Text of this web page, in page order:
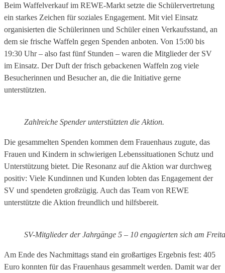
Beim Waffelverkauf im REWE-Markt setzte die Schülervertretung
ein starkes Zeichen für soziales Engagement. Mit viel Einsatz
organisierten die Schülerinnen und Schüler einen Verkaufsstand, an
dem sie frische Waffeln gegen Spenden anboten. Von 15:00 bis
19:30 Uhr – also fast fünf Stunden – waren die Mitglieder der SV
im Einsatz. Der Duft der frisch gebackenen Waffeln zog viele
Besucherinnen und Besucher an, die die Initiative gerne
unterstützten.
Zahlreiche Spender unterstützten die Aktion.
Die gesammelten Spenden kommen dem Frauenhaus zugute, das
Frauen und Kindern in schwierigen Lebenssituationen Schutz und
Unterstützung bietet. Die Resonanz auf die Aktion war durchweg
positiv: Viele Kundinnen und Kunden lobten das Engagement der
SV und spendeten großzügig. Auch das Team von REWE
unterstützte die Aktion freundlich und hilfsbereit.
SV-Mitglieder der Jahrgänge 5 – 10 engagierten sich am
Am Ende des Nachmittags stand ein großartiges Ergebnis fest: 405
Euro konnten für das Frauenhaus gesammelt werden. Damit war der